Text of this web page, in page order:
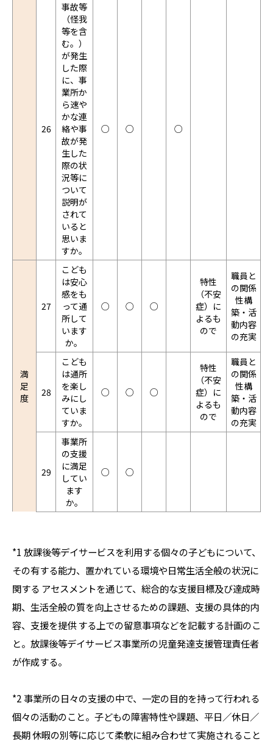
26
事故等
（怪我
等を含
む。）
が発生
した際
に、事
業所か
ら速や
かな連
絡や事
故が発
生した
際の状
況等に
ついて
説明が
されて
いると
思いま
すか。
○ ○ ○
満
足
度
27
こども
は安心
感をも
って通
所して
います
か。
○ ○ ○
特性
（不安
症）に
よるも
ので
職員と
の関係
性構
築・活
動内容
の充実
28
こども
は通所
を楽し
みにし
ていま
すか。
○ ○ ○
特性
（不安
症）に
よるも
ので
職員と
の関係
性構
築・活
動内容
の充実
29
事業所
の支援
に満足
してい
ます
か。
○ ○
*1 放課後等デイサービスを利用する個々の子どもについて、
その有する能力、置かれている環境や日常生活全般の状況に
関する アセスメントを通じて、総合的な支援目標及び達成時
期、生活全般の質を向上させるための課題、支援の具体的内
容、支援を提供 する上での留意事項などを記載する計画のこ
と。放課後等デイサービス事業所の児童発達支援管理責任者
が作成する。
*2 事業所の日々の支援の中で、一定の目的を持って行われる
個々の活動のこと。子どもの障害特性や課題、平日／休日／
長期 休暇の別等に応じて柔軟に組み合わせて実施されること